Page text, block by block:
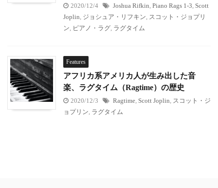
2020/12/4 Joshua Rifkin Piano Rags 1-3 Scott
Joplin ジョシュア・リフキン スコット・ジョプリ
ン ピアノ・ラグ ラグタイム
Features
アフリカ系アメリカ人が生み出した音
楽、ラグタイム（Ragtime）の歴史
2020/12/3 Ragtime Scott Joplin スコット・ジ
ョプリン ラグタイム